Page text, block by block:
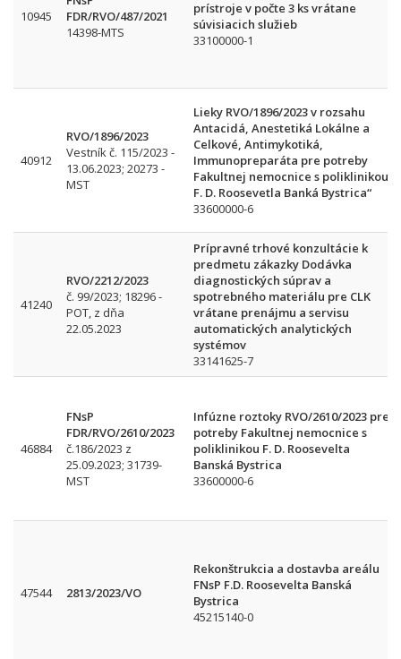
10945
FDR/RVO/487/2021
14398-MTS
prístroje v počte 3 ks vrátane
súvisiacich služieb
33100000-1
40912
RVO/1896/2023
Vestník č. 115/2023 -
13.06.2023; 20273 -
MST
Lieky RVO/1896/2023 v rozsahu
Antacidá, Anestetiká Lokálne a
Celkové, Antimykotiká,
Immunopreparáta pre potreby
Fakultnej nemocnice s poliklinikou
F. D. Roosevetla Banká Bystrica“
33600000-6
41240
RVO/2212/2023
č. 99/2023; 18296 -
POT, z dňa
22.05.2023
Prípravné trhové konzultácie k
predmetu zákazky Dodávka
diagnostických súprav a
spotrebného materiálu pre CLK
vrátane prenájmu a servisu
automatických analytických
systémov
33141625-7
46884
FNsP
FDR/RVO/2610/2023
č.186/2023 z
25.09.2023; 31739-
MST
Infúzne roztoky RVO/2610/2023 pre
potreby Fakultnej nemocnice s
poliklinikou F. D. Roosevelta
Banská Bystrica
33600000-6
47544 2813/2023/VO
Rekonštrukcia a dostavba areálu
FNsP F.D. Roosevelta Banská
Bystrica
45215140-0